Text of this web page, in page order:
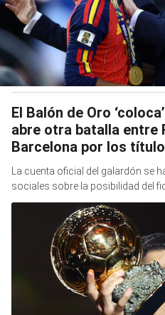
El Balón de Oro
abre otra batalla entre
Barcelona por los
La cuenta oficial del galardón se
sociales sobre la posibilidad del